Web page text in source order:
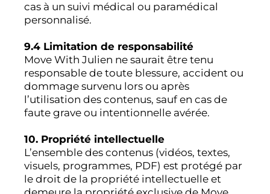
cas à un suivi médical ou paramédical
personnalisé.
9.4 Limitation de responsabilité
Move With Julien ne saurait être tenu
responsable de toute blessure, accident ou
dommage survenu lors ou après
l’utilisation des contenus, sauf en cas de
faute grave ou intentionnelle avérée.
10. Propriété intellectuelle
L’ensemble des contenus (vidéos, textes,
visuels, programmes, PDF) est protégé par
le droit de la propriété intellectuelle et